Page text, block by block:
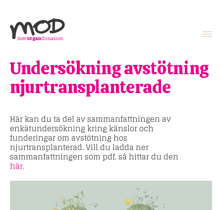
Undersökning avstötning
njurtransplanterade
Här kan du ta del av sammanfattningen av
enkätundersökning kring känslor och
funderingar om avstötning hos
njurtransplanterad. Vill du ladda ner
sammanfattningen som pdf, så hittar du den
här.